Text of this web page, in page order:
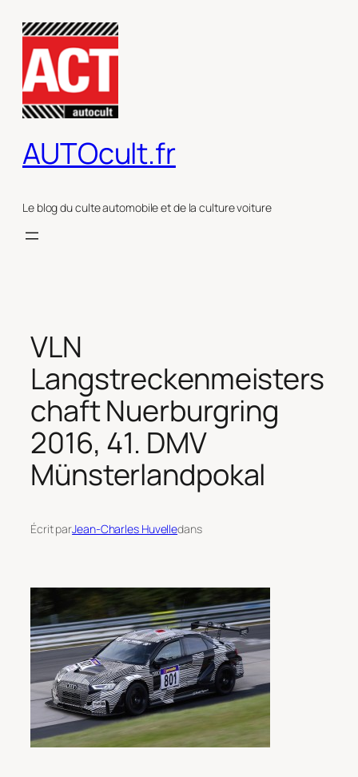
contenu
AUTOcult.fr
Le blog du culte automobile et de la culture voiture
VLN
Langstreckenmeisters
chaft Nuerburgring
2016, 41. DMV
Münsterlandpokal
Écrit parJean-Charles Huvelledans